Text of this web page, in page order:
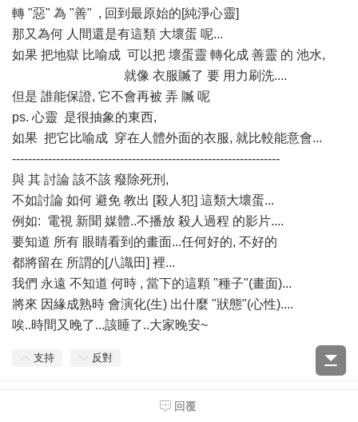
轉 "惡" 為 "善" , 回到最原始的[純淨心靈]
那又為何 人間還是有這類 大壞蛋 呢...
如果 把地獄 比喻成 可以把 壞蛋靈 轉化成 善靈 的 池水,
就像 衣服贓了 要 用力刷洗....
但是 誰能保證, 它不會再被 弄 贓 呢
ps. 心靈 是很抽象的東西,
如果 把它比喻成 穿在人體外面的衣服, 就比較能意會...
-------------------------------------------------------------------
與 其 討論 該不該 癈除死刑,
不如討論 如何 避免 教出 [殺人犯] 這類大壞蛋...
例如: 電視 新聞 媒體..不播放 殺人過程 的影片....
要知道 所有 眼睛看到的畫面...任何好的, 不好的
都將留在 所謂的[八識田] 裡...
我們 永遠 不知道 何時 , 當下的這顆 "種子"(畫面)...
將來 因緣成熟時 會演化(生) 出什麼 "狀態"(心性)....
唉..時間又晚了...該睡了..大家晚安~
支持 反對
回覆